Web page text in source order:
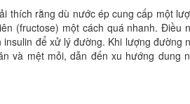
thích rằng dù nước ép cung cấp một
(fructose) một cách quá nhanh. Điều
để xử lý đường. Khi lượng đường
và mệt mỏi, dẫn đến xu hướng dung